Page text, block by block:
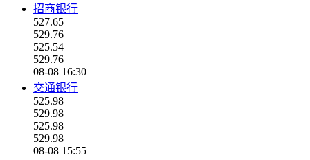
招商银行
527.65
529.76
525.54
529.76
08-08 16:30
交通银行
525.98
529.98
525.98
529.98
08-08 15:55